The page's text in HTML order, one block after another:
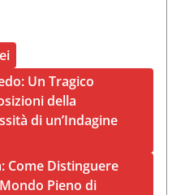
Un Tragico
della
di un’Indagine
Come Distinguere
Pieno di